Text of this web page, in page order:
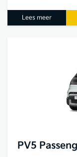
Lees meer
PV5